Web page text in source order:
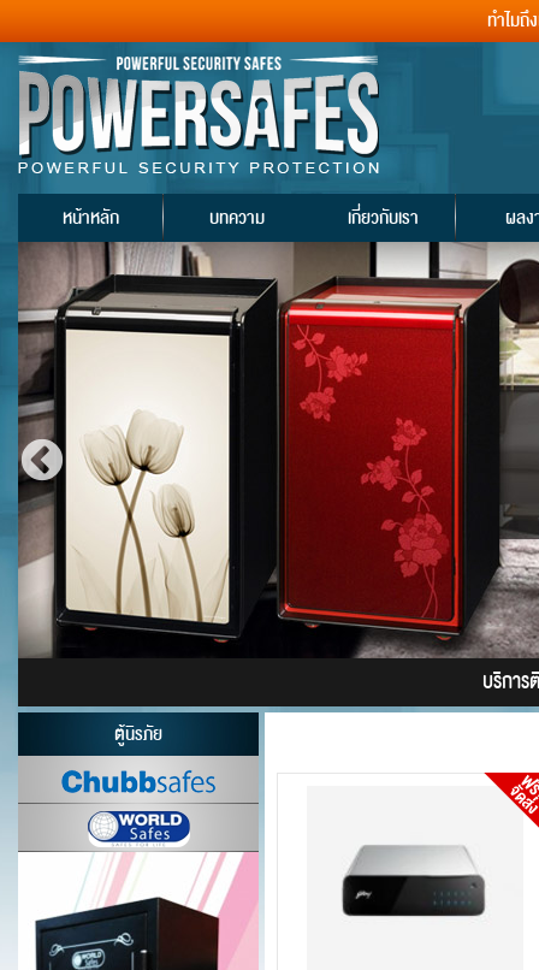
ทำไมถึ
หน้าหลัก บทความ เกี่ยวกับเรา ผลง
บริการ
ตู้นิรภัย